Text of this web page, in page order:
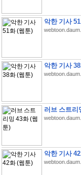
악한 기사
악한 기사
러브 스트리
악한 기사